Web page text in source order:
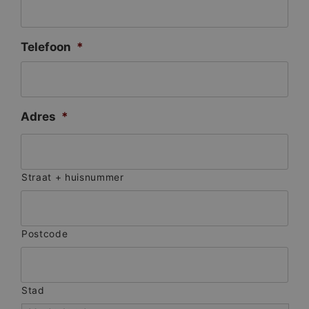
Telefoon *
Adres *
Straat + huisnummer
Postcode
Stad